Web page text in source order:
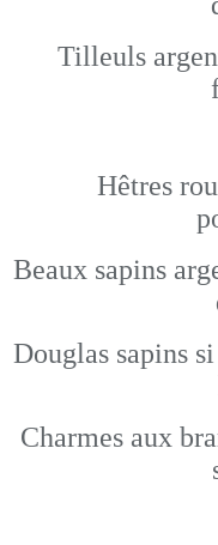
Tilleuls
Hêtres
Beaux sapins
Douglas sapins
Charmes aux